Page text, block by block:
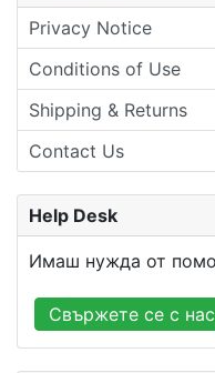
Privacy Notice
Conditions of Use
Shipping & Returns
Contact Us
Help Desk
Имаш нужда от
Свържете се с нас